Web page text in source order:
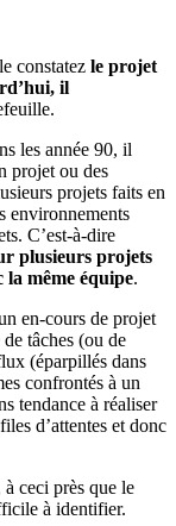
constatez le projet
il
les année 90, il
projet ou des
projets faits en
environnements
C’est-à-dire
plusieurs projets
la même équipe.
en-cours de projet
tâches (ou de
(éparpillés dans
confrontés à un
tendance à réaliser
d’attentes et donc
ceci près que le
à identifier.